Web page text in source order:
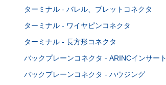
ターミナル - バレル、ブレットコネクタ
ターミナル - ワイヤピンコネクタ
ターミナル - 長方形コネクタ
バックプレーンコネクタ - ARINCインサート
バックプレーンコネクタ - ハウジング